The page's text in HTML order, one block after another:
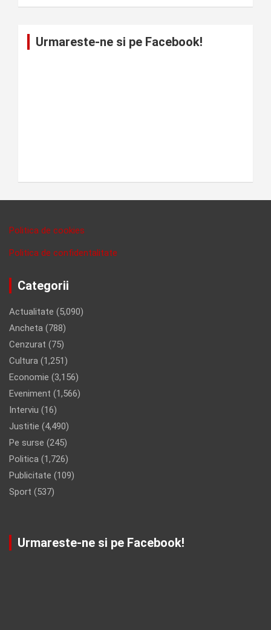
Urmareste-ne si pe Facebook!
Politica de cookies
Politica de confidentalitate
Categorii
Actualitate (5,090)
Ancheta (788)
Cenzurat (75)
Cultura (1,251)
Economie (3,156)
Eveniment (1,566)
Interviu (16)
Justitie (4,490)
Pe surse (245)
Politica (1,726)
Publicitate (109)
Sport (537)
Urmareste-ne si pe Facebook!